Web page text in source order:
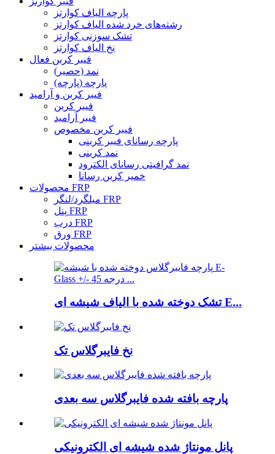
پارچه الیاف کوارتز
رشته‌های خرد شده الیاف کوارتز
تشک سوزنی کوارتز
نخ الیاف کوارتز
فیبر کربن فعال
نمد (حصیر)
پارچه (پارچه)
فیبر کربن و آرامید
فیبر کربن
فیبر آرامید
فیبر کربن مخصوص
پارچه رسانای فیبر کربنی
نمد کربنی
نمد گرافیتی رسانای الکترود
خمیر کربن رسانا
محصولات FRP
میلگرد/لنگر FRP
پنل FRP
درب FRP
ورق FRP
محصولات بیشتر
تشک دوخته شده با الیاف شیشه ای E...
نخ فایبرگلاس تک
پارچه بافته شده فایبرگلاس سه بعدی
پانل مونتاژ شده شیشه ای الکترونیکی